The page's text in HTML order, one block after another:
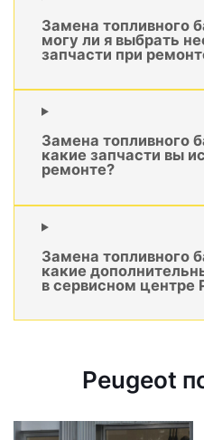
Замена топливного
могу ли я выбрать
запчасти при
Замена топливного
какие запчасти вы
ремонте?
Замена топливного
какие
в сервисном центре
Peugeot